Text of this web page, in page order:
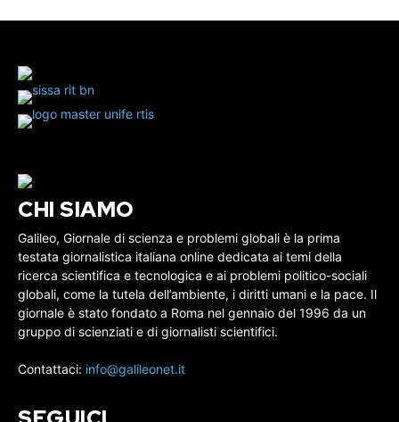
CHI SIAMO
Galileo, Giornale di scienza e problemi globali è la prima
testata giornalistica italiana online dedicata ai temi della
ricerca scientifica e tecnologica e ai problemi politico-sociali
globali, come la tutela dell’ambiente, i diritti umani e la pace. Il
giornale è stato fondato a Roma nel gennaio del 1996 da un
gruppo di scienziati e di giornalisti scientifici.
Contattaci: info@galileonet.it